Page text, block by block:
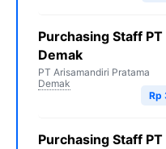
Purchasing Staff
Demak
PT Arisamandiri Pratama
Demak
Rp
Purchasing Staff